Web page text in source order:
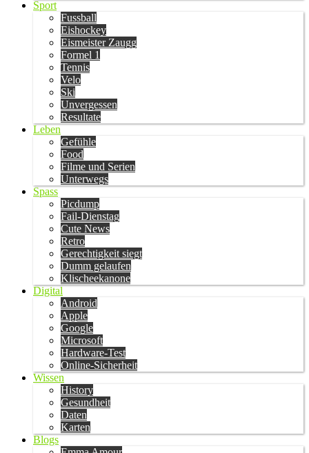
Sport
Fussball
Eishockey
Eismeister Zaugg
Formel 1
Tennis
Velo
Ski
Unvergessen
Resultate
Leben
Gefühle
Food
Filme und Serien
Unterwegs
Spass
Picdump
Fail-Dienstag
Cute News
Retro
Gerechtigkeit siegt
Dumm gelaufen
Klischeekanone
Digital
Android
Apple
Google
Microsoft
Hardware-Test
Online-Sicherheit
Wissen
History
Gesundheit
Daten
Karten
Blogs